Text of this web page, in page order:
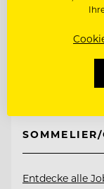
7081
REZEPTION,
Entdecke alle